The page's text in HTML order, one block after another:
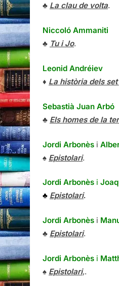
♣ La clau de volta.
Niccoló Ammaniti
♣ Tu i Jo.
Leonid Andréiev
♦ La història dels
Sebastià Juan Arbó
♣ Els homes de la
Jordi Arbonès i
♠ Epistolari.
Jordi Arbonès i
♣ Epistolari.
Jordi Arbonès i
♣ Epistolari.
Jordi Arbonès i
♠ Epistolari,.